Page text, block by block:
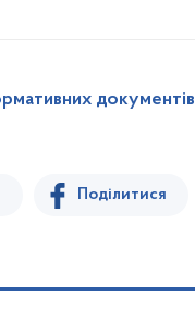
документів
Поділитися